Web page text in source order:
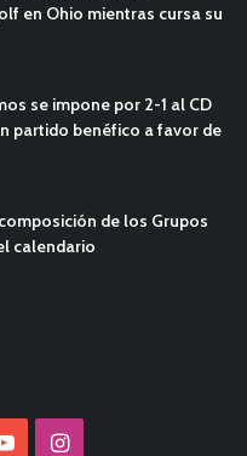
en Ohio mientras cursa su
se impone por 2-1 al CD
partido benéfico a favor de
de los Grupos
calendario
YouTubeInstagram